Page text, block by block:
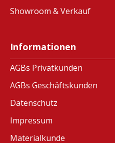
Showroom & Verkauf
Informationen
AGBs Privatkunden
AGBs Geschäftskunden
Datenschutz
Impressum
Materialkunde